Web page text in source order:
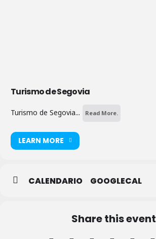
Turismo de Segovia
Turismo de Segovia... Read More.
LEARN MORE
CALENDARIO GOOGLECAL
Share this event